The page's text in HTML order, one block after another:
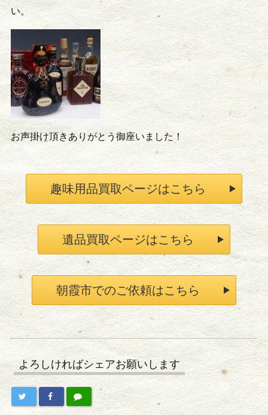
い。
お声掛け頂きありがとう御座いました！
趣味用品買取ページはこちら
遺品買取ページはこちら
朝霞市でのご依頼はこちら
よろしければシェアお願いします